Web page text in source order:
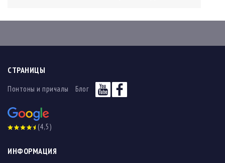
СТРАНИЦЫ
Понтоны и причалы Блог
(4,5)
ИНФОРМАЦИЯ